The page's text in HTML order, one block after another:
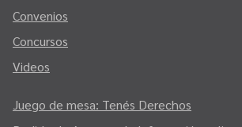
Convenios
Concursos
Videos
Juego de mesa: Tenés Derechos